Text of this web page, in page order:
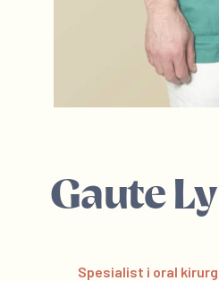
Gaute
Spesialist i oral